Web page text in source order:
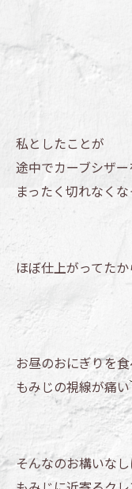
私としたことが
途中でカーブシザ
まったく切れなく
ほぼ仕上がってたか
お昼のおにぎりを食
もみじの視線が痛い
そんなのお構いな